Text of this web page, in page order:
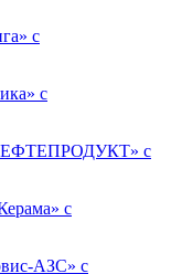
с
с
с
с
АЗС» с